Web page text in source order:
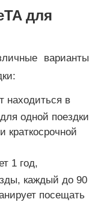
для
варианты
находиться в
одной поездки
краткосрочной
1 год,
каждый до 90
посещать